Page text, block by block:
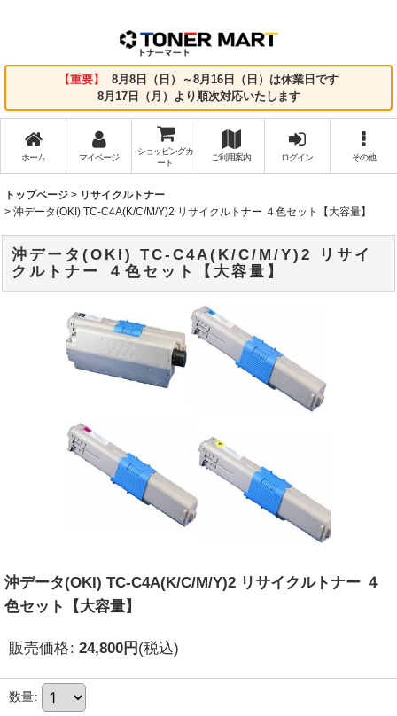
【重要】
8月8日（日）～8月16日（日）は休業日です
8月17日（月）より順次対応いたします
ホーム マイページ
ショッピングカ
ート
ご利用案内 ログイン その他
トップページ > リサイクルトナー
> 沖データ(OKI) TC-C4A(K/C/M/Y)2 リサイクルトナー ４色セット【大容量】
沖データ(OKI) TC-C4A(K/C/M/Y)2 リサイ
クルトナー ４色セット【大容量】
沖データ(OKI) TC-C4A(K/C/M/Y)2 リサイクルトナー ４
色セット【大容量】
販売価格: 24,800円 (税込)
数量: